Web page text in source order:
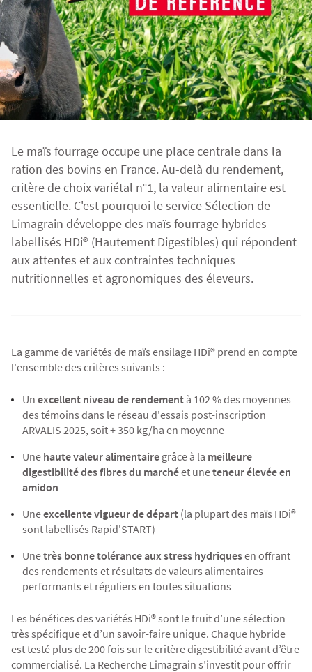
Le maïs fourrage occupe une place centrale dans la
ration des bovins en France. Au-delà du rendement,
critère de choix variétal n°1, la valeur alimentaire est
essentielle. C'est pourquoi le service Sélection de
Limagrain développe des maïs fourrage hybrides
labellisés HDi® (Hautement Digestibles) qui répondent
aux attentes et aux contraintes techniques
nutritionnelles et agronomiques des éleveurs.
La gamme de variétés de maïs ensilage HDi® prend en compte
l'ensemble des critères suivants :
Un excellent niveau de rendement à 102 % des moyennes
des témoins dans le réseau d'essais post-inscription
ARVALIS 2025, soit + 350 kg/ha en moyenne
Une haute valeur alimentaire grâce à la meilleure
digestibilité des fibres du marchéet uneteneur élevée en
amidon
Uneexcellente vigueur de départ (la plupart des maïs HDi®
sont labellisés Rapid'START)
Unetrès bonne tolérance aux stress hydriquesen offrant
des rendements et résultats de valeurs alimentaires
performants et réguliers en toutes situations
Les bénéfices des variétés HDi® sont le fruit d’une sélection
très spécifique et d’un savoir-faire unique. Chaque hybride
est testé plus de 200 fois sur le critère digestibilité avant d’être
commercialisé. La Recherche Limagrain s’investit pour offrir
Fourragères
Luzerne
Plantain fourrager
Ray-grass anglais
Protéagineux
Semences Bio
Fourragères Bio
Tournesol
Blé
Orge
Triticale
Protéagineux
Résultats d’essais Orge
Résultats d'essais Triticale
Résultats d'essais Protéagineux
Colza
Blé
Orge
Maïs ensilage